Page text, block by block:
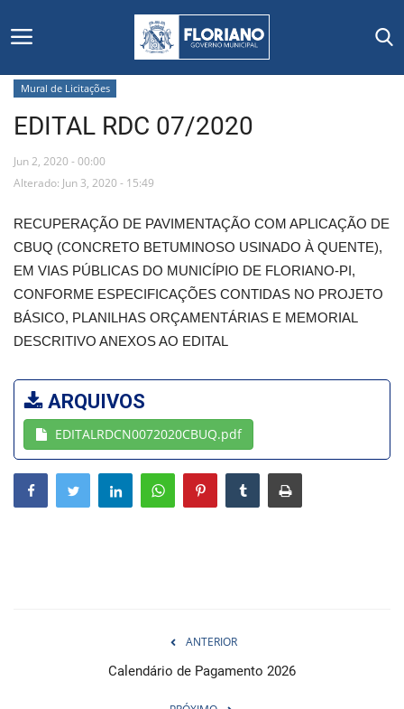
Início
Editais
Floriano
Secretarias e Órgãos
Mural de Licitações
Vídeos
Webmail
Contato
Mural de Licitações
EDITAL RDC 07/2020
Jun 2, 2020 - 00:00
Alterado: Jun 3, 2020 - 15:49
RECUPERAÇÃO DE PAVIMENTAÇÃO COM APLICAÇÃO DE
CBUQ (CONCRETO BETUMINOSO USINADO À QUENTE),
EM VIAS PÚBLICAS DO MUNICÍPIO DE FLORIANO-PI,
CONFORME ESPECIFICAÇÕES CONTIDAS NO PROJETO
BÁSICO, PLANILHAS ORÇAMENTÁRIAS E MEMORIAL
DESCRITIVO ANEXOS AO EDITAL
ARQUIVOS
EDITALRDCN0072020CBUQ.pdf
ANTERIOR
Calendário de Pagamento 2026